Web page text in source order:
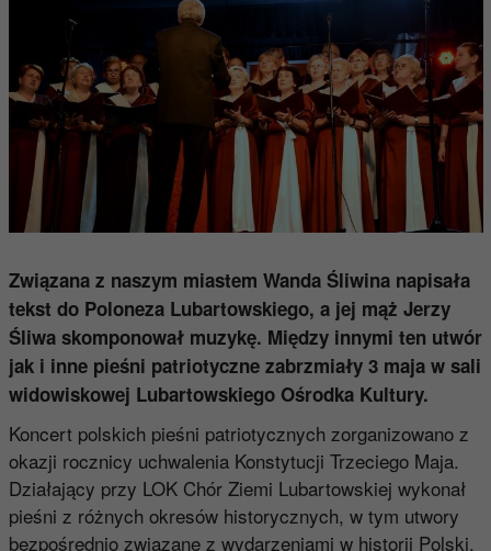
Związana z naszym miastem Wanda Śliwina napisała
tekst do Poloneza Lubartowskiego, a jej mąż Jerzy
Śliwa skomponował muzykę. Między innymi ten utwór
jak i inne pieśni patriotyczne zabrzmiały 3 maja w sali
widowiskowej Lubartowskiego Ośrodka Kultury.
Koncert polskich pieśni patriotycznych zorganizowano z
okazji rocznicy uchwalenia Konstytucji Trzeciego Maja.
Działający przy LOK Chór Ziemi Lubartowskiej wykonał
pieśni z różnych okresów historycznych, w tym utwory
bezpośrednio związane z wydarzeniami w historii Polski.